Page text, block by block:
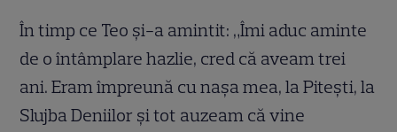
În timp ce Teo şi-a amintit: „Îmi aduc aminte
de o întâmplare hazlie, cred că aveam trei
ani. Eram împreună cu naşa mea, la Piteşti, la
Slujba Deniilor şi tot auzeam că vine